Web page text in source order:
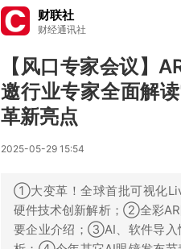
财联社
财经通讯社
【风口专家会议】
邀行业专家全面解
革新亮点
2025-05-29 15:54
①大变革！全球首批可视化
硬件技术创新解析；②全彩
要企业介绍；③AI、软件导入